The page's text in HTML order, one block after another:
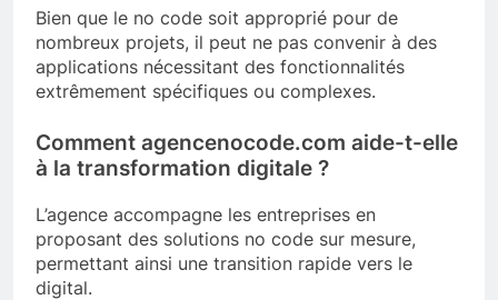
Bien que le no code soit approprié pour de
nombreux projets, il peut ne pas convenir à des
applications nécessitant des fonctionnalités
extrêmement spécifiques ou complexes.
Comment agencenocode.com aide-t-elle
à la transformation digitale ?
L’agence accompagne les entreprises en
proposant des solutions no code sur mesure,
permettant ainsi une transition rapide vers le
digital.